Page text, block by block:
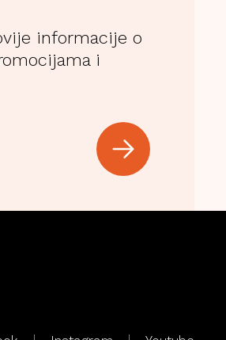
informacije o
i